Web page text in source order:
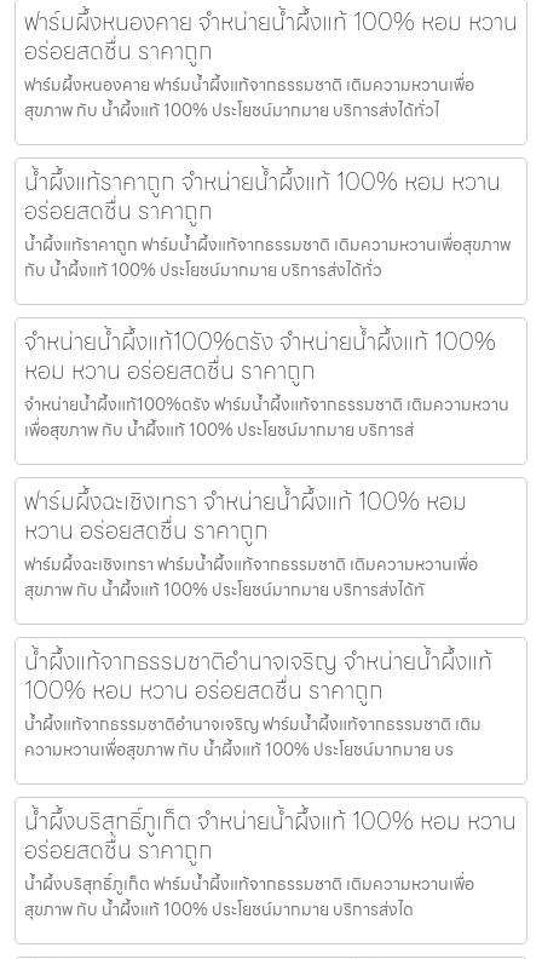
ฟาร์มผึ้งหนองคาย จำหน่ายน้ำผึ้งแท้ 100% หอม หวาน
อร่อยสดชื่น ราคาถูก
ฟาร์มผึ้งหนองคาย ฟาร์มน้ำผึ้งแท้จากธรรมชาติ เติมความหวานเพื่อ
สุขภาพ กับ น้ำผึ้งแท้ 100% ประโยชน์มากมาย บริการส่งได้ทั่วไ
น้ำผึ้งแท้ราคาถูก จำหน่ายน้ำผึ้งแท้ 100% หอม หวาน
อร่อยสดชื่น ราคาถูก
น้ำผึ้งแท้ราคาถูก ฟาร์มน้ำผึ้งแท้จากธรรมชาติ เติมความหวานเพื่อสุขภาพ
กับ น้ำผึ้งแท้ 100% ประโยชน์มากมาย บริการส่งได้ทั่ว
จำหน่ายน้ำผึ้งแท้100%ตรัง จำหน่ายน้ำผึ้งแท้ 100%
หอม หวาน อร่อยสดชื่น ราคาถูก
จำหน่ายน้ำผึ้งแท้100%ตรัง ฟาร์มน้ำผึ้งแท้จากธรรมชาติ เติมความหวาน
เพื่อสุขภาพ กับ น้ำผึ้งแท้ 100% ประโยชน์มากมาย บริการส่
ฟาร์มผึ้งฉะเชิงเทรา จำหน่ายน้ำผึ้งแท้ 100% หอม
หวาน อร่อยสดชื่น ราคาถูก
ฟาร์มผึ้งฉะเชิงเทรา ฟาร์มน้ำผึ้งแท้จากธรรมชาติ เติมความหวานเพื่อ
สุขภาพ กับ น้ำผึ้งแท้ 100% ประโยชน์มากมาย บริการส่งได้ทั
น้ำผึ้งแท้จากธรรมชาติอำนาจเจริญ จำหน่ายน้ำผึ้งแท้
100% หอม หวาน อร่อยสดชื่น ราคาถูก
น้ำผึ้งแท้จากธรรมชาติอำนาจเจริญ ฟาร์มน้ำผึ้งแท้จากธรรมชาติ เติม
ความหวานเพื่อสุขภาพ กับ น้ำผึ้งแท้ 100% ประโยชน์มากมาย บร
น้ำผึ้งบริสุทธิ์ภูเก็ต จำหน่ายน้ำผึ้งแท้ 100% หอม หวาน
อร่อยสดชื่น ราคาถูก
น้ำผึ้งบริสุทธิ์ภูเก็ต ฟาร์มน้ำผึ้งแท้จากธรรมชาติ เติมความหวานเพื่อ
สุขภาพ กับ น้ำผึ้งแท้ 100% ประโยชน์มากมาย บริการส่งได